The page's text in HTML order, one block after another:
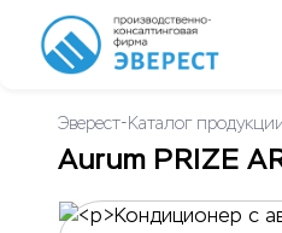
Эверест-Каталог
Aurum PRIZE